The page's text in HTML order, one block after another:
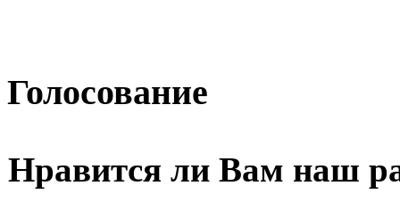
Голосование
Нравится ли Вам наш